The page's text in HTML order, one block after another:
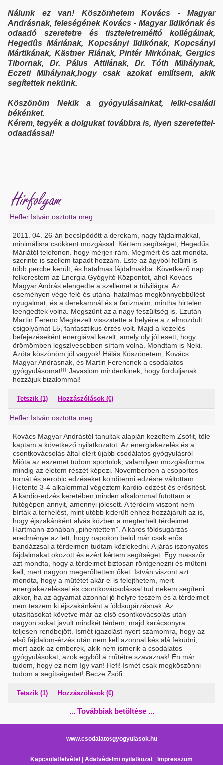
Nálunk ez van! Köszönhetem Kovács - Magyar
Andrásnak, feleségének Kovács - Magyar Ildikónak és
odaadó szeretetre és tiszteletreméltó kollégáinak,
Hegedûs Máriának, Kopcsányi Ildikónak, Kopcsányi
Mártikának, Kästner Riának, Pintér Mirkónak, Gergics
Tibornak, Dr. Pálus Attilának, Dr. Tóth Mihálynak,
Eczeti Mihálynak,hogy csak azokat említsem, akik
segítettek nekünk.
Köszönöm Nekik a gyógyulásainkat, lelki-családi
békénket.
Kérem, tegyék a dolgukat továbbra is, ilyen szeretettel-
odaadással!
Hírfolyam
Hefler István osztotta meg:
2011. 04. 26-án becsípődött a derekam, nagy fájdalmakkal,
minimálisra csökkent mozgással. Kértem segítséget, Hegedűs
Máriától telefonon, hogy mérjen rám. Megmért és azt mondta,
szerinte is szellem tapadt hozzám. Este az ágyból felülni is
több percbe került, és hatalmas fájdalmakba. Következő nap
felkerestem az Energia Gyógyító Központot, ahol Kovács
Magyar András elengedte a szellemet a túlvilágra. Az
eseményen vége felé és utána, hatalmas megkönnyebbülést
nyugalmat, és a derekamnál és a farizmaim, mintha hirtelen
leengedtek volna. Megszűnt az a nagy feszültség is. Ezután
Martin Ferenc Megkezelt visszatette a helyére a z elmozdult
csigolyámat L5, fantasztikus érzés volt. Majd a kezelés
befejezéseként energiával kezelt, amely oly jól esett, hogy
örömömben legszívesebben sírtam volna. Mondtam is Neki.
Azóta köszönöm jól vagyok! Hálás Köszönetem, Kovács
Magyar Andrásnak, és Martin Ferencnek a csodálatos
gyógyulásomat!!! Javaslom mindenkinek, hogy forduljanak
hozzájuk bizalommal!
Tetszik (1) Hozzászólások (0)
Hefler István osztotta meg:
Kovács Magyar Andrástól tanultak alapján kezeltem Zsófit, tőle
kaptam a következő nyilatkozatot: Az energiakezelés és a
csontkovácsolás által elért újabb csodálatos gyógyulásról
Mióta az eszemet tudom sportolok, valamilyen mozgásforma
mindig az életem részét képezi. Novemberben a csoportos
tornát és aerobic edzéseket konditermi edzésre váltottam.
Hetente 3-4 alkalommal végeztem kardio-edzést és erősítést.
A kardio-edzés keretében minden alkalommal futottam a
futógépen annyit, amennyi jólesett. A térdeim viszont nem
bírták a terhelést, mint utóbb kiderült ehhez hozzájárult az is,
hogy éjszakánként alvás közben a megterhelt térdeimet
Hartmann-zónában „pihentettem”. A káros földsugárzás
eredménye az lett, hogy napokon belül már csak erős
bandázzsal a térdeimen tudtam közlekedni. A járás iszonyatos
fájdalmakat okozott és ezért kértem segítséget. Egy masszőr
azt mondta, hogy a térdeimet biztosan röntgenezni és műteni
kell, mert nagyon megerőltettem őket. István viszont azt
mondta, hogy a műtétet akár el is felejthetem, mert
energiakezeléssel és csontkovácsolással tud nekem segíteni
akkor, ha az ágyamat azonnal jó helyre teszem és a térdeimet
nem teszem ki éjszakánként a földsugárzásnak. Az
utasításokat követve már az első csontkovácsolás után
nagyon sokat javult mindkét térdem, majd karácsonyra
teljesen rendbejött. Ismét igazolást nyert számomra, hogy az
első fájdalom-érzés után nem kell azonnal kés alá feküdni,
mert azok az emberek, akik nem ismerik a csodálatos
gyógyulásokat, azok egyből a műtétre szavaznak! Én már
tudom, hogy ez nem így van! Hefi! Ismét csak megköszönni
tudom a segítségedet! Becze Zsófi
Tetszik (1) Hozzászólások (0)
... Továbbiak betöltése ...
www.csodalatosgyogyulasok.hu
Kapcsolatfelvétel | Adatvédelmi nyilatkozat | Impresszum